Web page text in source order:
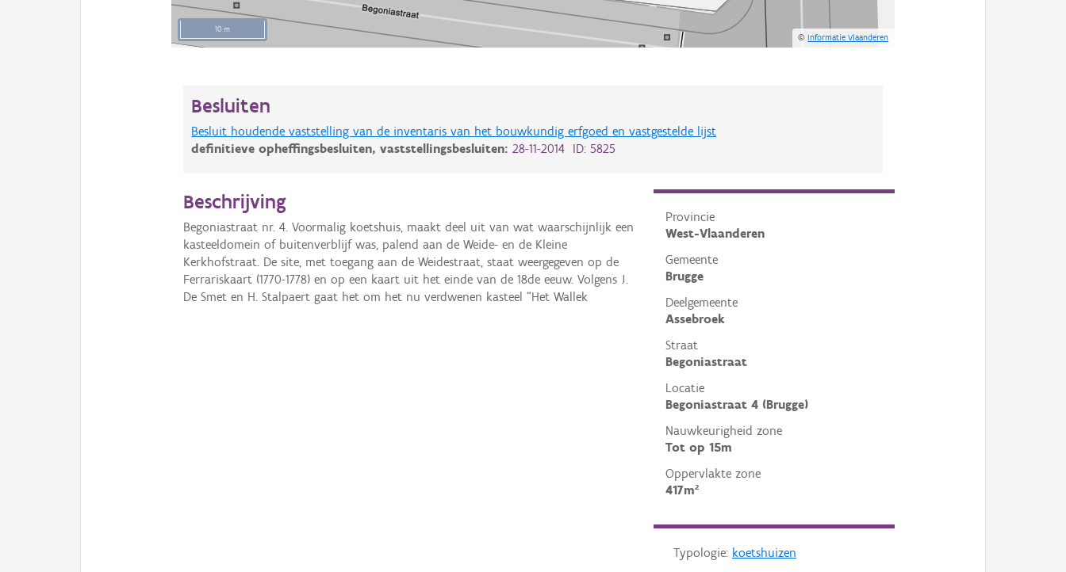
10 m
©Informatie Vlaanderen
Besluiten
Besluit houdende vaststelling van de inventaris van het bouwkundig erfgoed en vastgestelde lijst
definitieve opheffingsbesluiten,vaststellingsbesluiten:28-11-2014 ID: 5825
Provincie
West-Vlaanderen
Gemeente
Brugge
Deelgemeente
Assebroek
Straat
Begoniastraat
Locatie
Begoniastraat 4 (Brugge)
Nauwkeurigheid zone
Tot op 15m
Oppervlakte zone
417m²
Typologie: koetshuizen
Beschrijving
Begoniastraat nr. 4. Voormalig koetshuis, maakt deel uit van wat waarschijnlijk een
kasteeldomein of buitenverblijf was, palend aan de Weide- en de Kleine
Kerkhofstraat. De site, met toegang aan de Weidestraat, staat weergegeven op de
Ferrariskaart (1770-1778) en op een kaart uit het einde van de 18de eeuw. Volgens J.
De Smet en H. Stalpaert gaat het om het nu verdwenen kasteel “Het Wallek